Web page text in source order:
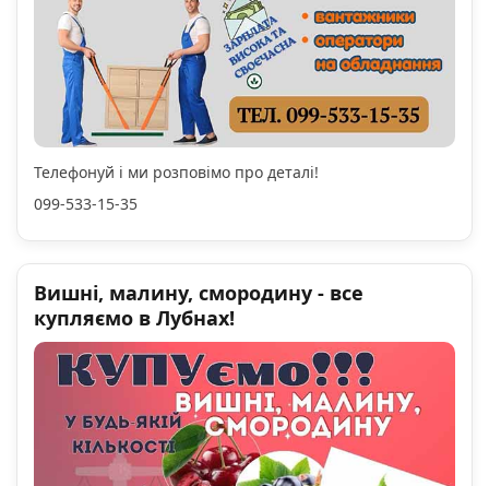
Телефонуй і ми розповімо про деталі!
099-533-15-35
Вишні, малину, смородину - все
купляємо в Лубнах!